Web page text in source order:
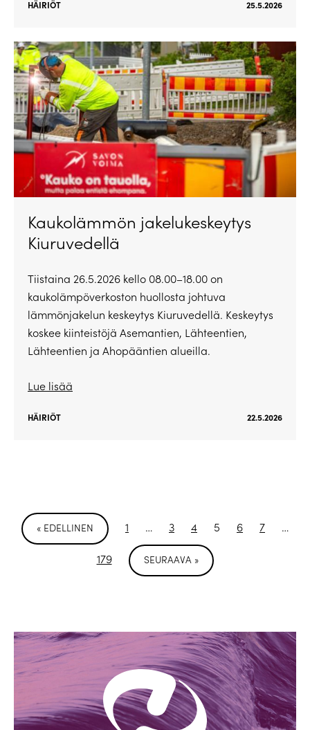
HÄIRIÖT 25.5.2026
Kaukolämmön jakelukeskeytys
Kiuruvedellä
Tiistaina 26.5.2026 kello 08.00–18.00 on
kaukolämpöverkoston huollosta johtuva
lämmönjakelun keskeytys Kiuruvedellä. Keskeytys
koskee kiinteistöjä Asemantien, Lähteentien,
Lähteentien ja Ahopääntien alueilla.
Lue lisää
HÄIRIÖT 22.5.2026
« EDELLINEN 1 … 3 4 5 6 7 …
179 SEURAAVA »